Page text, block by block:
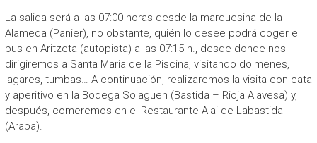
La salida será a las 07:00 horas desde la marquesina de la
Alameda (Panier), no obstante, quién lo desee podrá coger el
bus en Aritzeta (autopista) a las 07:15 h., desde donde nos
dirigiremos a Santa Maria de la Piscina, visitando dolmenes,
lagares, tumbas… A continuación, realizaremos la visita con cata
y aperitivo en la Bodega Solaguen (Bastida – Rioja Alavesa) y,
después, comeremos en el Restaurante Alai de Labastida
(Araba).